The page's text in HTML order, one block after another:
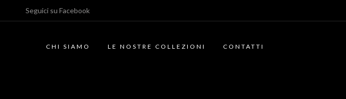
Seguici su Facebook
CHI SIAMO LE NOSTRE COLLEZIONI CONTATTI